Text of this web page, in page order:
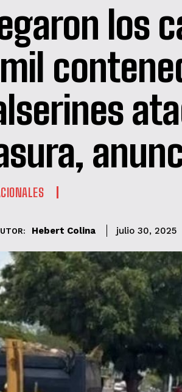
los
Hebert Colina julio 30, 2025